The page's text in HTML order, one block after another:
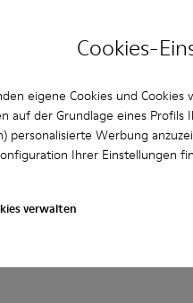
Cookies-
eigene Cookies und
auf der Grundlage eines
personalisierte Werbung
Ihrer Einstellungen
verwalten
Herren.
019 - Schwarze Leder-
Walden - K100633-046
Walden -Walden -